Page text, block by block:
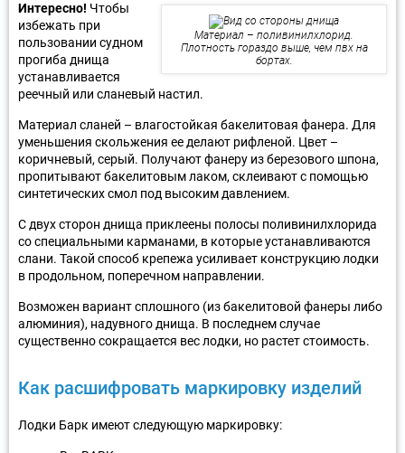
Материал – поливинилхлорид.
Плотность гораздо выше, чем пвх на
бортах.
Интересно! Чтобы
избежать при
пользовании судном
прогиба днища
устанавливается
реечный или сланевый настил.
Материал сланей – влагостойкая бакелитовая фанера. Для
уменьшения скольжения ее делают рифленой. Цвет –
коричневый, серый. Получают фанеру из березового шпона,
пропитывают бакелитовым лаком, склеивают с помощью
синтетических смол под высоким давлением.
С двух сторон днища приклеены полосы поливинилхлорида
со специальными карманами, в которые устанавливаются
слани. Такой способ крепежа усиливает конструкцию лодки
в продольном, поперечном направлении.
Возможен вариант сплошного (из бакелитовой фанеры либо
алюминия), надувного днища. В последнем случае
существенно сокращается вес лодки, но растет стоимость.
Как расшифровать маркировку изделий
Лодки Барк имеют следующую маркировку: